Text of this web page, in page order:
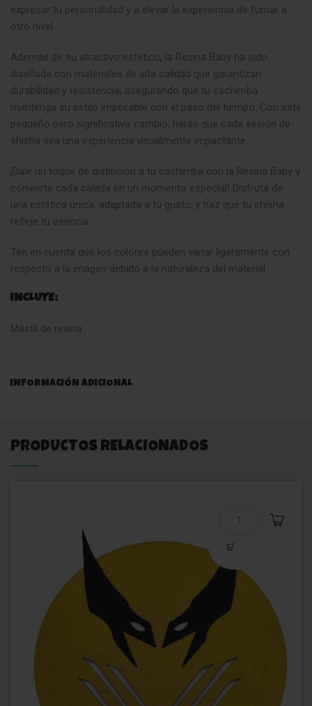
expresar tu personalidad y a elevar la experiencia de fumar a
otro nivel.
Además de su atractivo estético, la Resina Baby ha sido
diseñada con materiales de alta calidad que garantizan
durabilidad y resistencia, asegurando que tu cachimba
mantenga su estilo impecable con el paso del tiempo. Con este
pequeño pero significativo cambio, harás que cada sesión de
shisha sea una experiencia visualmente impactante.
¡Dale un toque de distinción a tu cachimba con la Resina Baby y
convierte cada calada en un momento especial! Disfruta de
una estética única, adaptada a tu gusto, y haz que tu shisha
refleje tu esencia.
Ten en cuenta que los colores pueden variar ligeramente con
respecto a la imagen debido a la naturaleza del material.
INCLUYE:
Mástil de resina
INFORMACIÓN ADICIONAL
PRODUCTOS RELACIONADOS